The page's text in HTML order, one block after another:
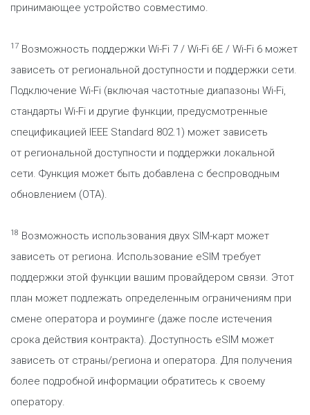
принимающее устройство совместимо.
17 Возможность поддержки Wi-Fi 7 / Wi-Fi 6E / Wi-Fi 6 может
зависеть от региональной доступности и поддержки сети.
Подключение Wi-Fi (включая частотные диапазоны Wi-Fi,
стандарты Wi-Fi и другие функции, предусмотренные
спецификацией IEEE Standard 802.1) может зависеть
от региональной доступности и поддержки локальной
сети. Функция может быть добавлена с беспроводным
обновлением (OTA).
18 Возможность использования двух SIM-карт может
зависеть от региона. Использование eSIM требует
поддержки этой функции вашим провайдером связи. Этот
план может подлежать определенным ограничениям при
смене оператора и роуминге (даже после истечения
срока действия контракта). Доступность eSIM может
зависеть от страны/региона и оператора. Для получения
более подробной информации обратитесь к своему
оператору.